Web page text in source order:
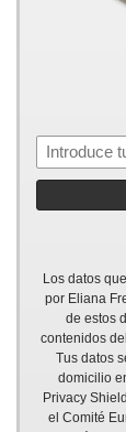
Los datos
por Eliana
de estos
contenidos
Tus datos
domicilio
Privacy
el Comité